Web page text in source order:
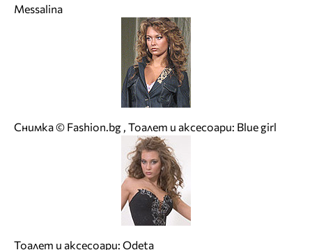
Messalina
Снимка © Fashion.bg , Тоалет и аксесоари: Blue girl
Тоалет и аксесоари: Odeta